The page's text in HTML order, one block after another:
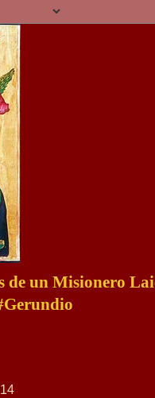
de un Misionero